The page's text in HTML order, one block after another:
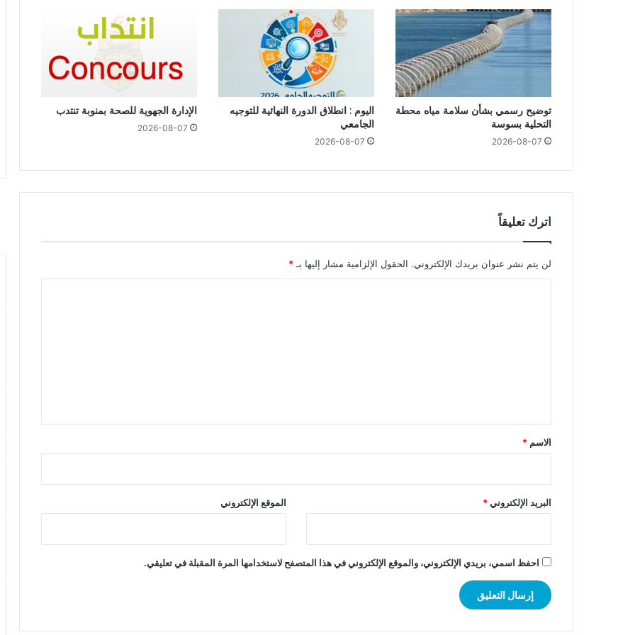
توضيح رسمي بشأن سلامة مياه محطة
التحلية بسوسة
2026-08-07
اليوم : انطلاق الدورة النهائية للتوجيه
الجامعي
2026-08-07
الإدارة الجهوية للصحة بمنوبة تنتدب
2026-08-07
اترك تعليقاً
لن يتم نشر عنوان بريدك الإلكتروني. الحقول الإلزامية مشار إليها بـ *
*
الاسم *
البريد الإلكتروني* الموقع الإلكتروني
احفظ اسمي، بريدي الإلكتروني، والموقع الإلكتروني في هذا المتصفح لاستخدامها المرة المقبلة في تعليقي.